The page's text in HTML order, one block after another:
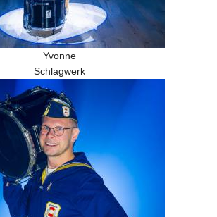
Yvonne
Schlagwerk